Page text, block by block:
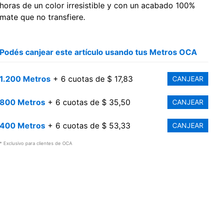
horas de un color irresistible y con un acabado 100%
mate que no transfiere.
Podés canjear este artículo usando tus Metros OCA
1.200 Metros+ 6 cuotas de $ 17,83 CANJEAR
800 Metros+ 6 cuotas de $ 35,50 CANJEAR
400 Metros+ 6 cuotas de $ 53,33 CANJEAR
* Exclusivo para clientes de OCA